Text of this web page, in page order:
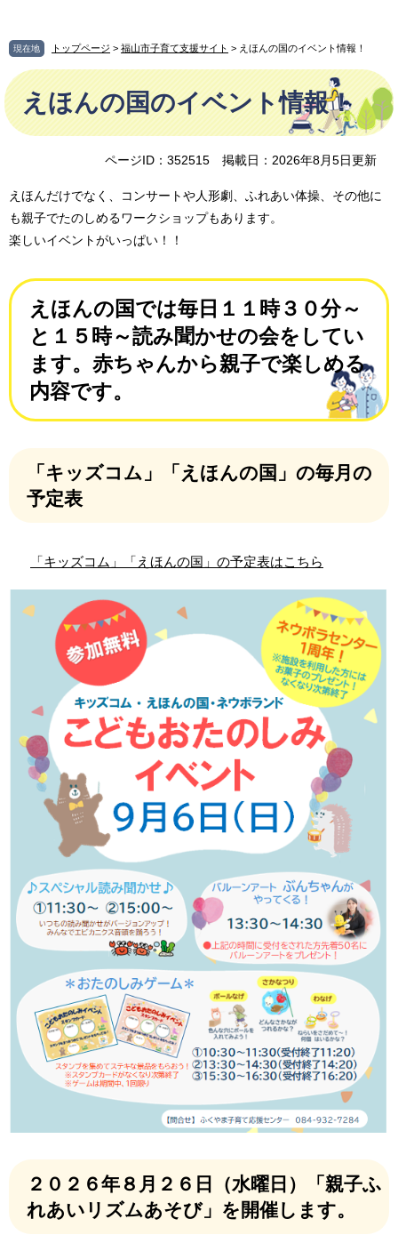
ジ
先
頭
で
ュ
を
飛
ば
文
へ
現在地 トップページ > 福山市子育て支援サイト > えほんの国のイベント情報！
本
文
えほんの国のイベント情報！
ページID：352515 掲載日：2026年8月5日更新
えほんだけでなく、コンサートや人形劇、ふれあい体操、その他に
も親子でたのしめるワークショップもあります。
楽しいイベントがいっぱい！！
えほんの国では毎日１１時３０分～
と１５時～読み聞かせの会をしてい
ます。赤ちゃんから親子で楽しめる
内容です。
「キッズコム」「えほんの国」の毎月の
予定表
「キッズコム」「えほんの国」の予定表はこちら
２０２６年８月２６日（水曜日）「親子ふ
れあいリズムあそび」を開催します。